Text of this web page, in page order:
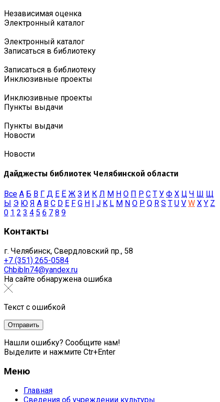
Независимая оценка
Электронный каталог
Электронный каталог
Записаться в библиотеку
Записаться в библиотеку
Инклюзивные проекты
Инклюзивные проекты
Пункты выдачи
Пункты выдачи
Новости
Новости
Дайджесты библиотек Челябинской области
Все А Б В Г Д Е Ё Ж З И К Л М Н О П Р С Т У Ф Х Ц Ч Ш Щ
Ы Э Ю Я A B C D E F G H I J K L M N O P Q R S T U V W X Y Z
0 1 2 3 4 5 6 7 8 9
Контакты
г. Челябинск, Свердловский пр., 58
+7 (351) 265-0584
Chbibln74@yandex.ru
На сайте обнаружена ошибка
Текст с ошибкой
Нашли ошибку? Сообщите нам!
Выделите и нажмите Ctr+Enter
Меню
Главная
Сведения об учреждении культуры